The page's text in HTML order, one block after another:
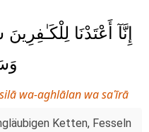
إِنَّآ أَعْتَدْنَا
wa-aghlālan wa saʿīrā
Ketten, Fesseln